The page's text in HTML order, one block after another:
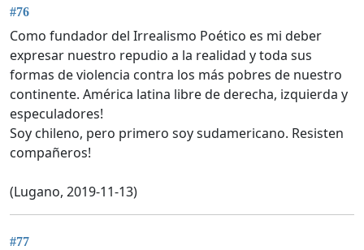
#76
Como fundador del Irrealismo Poético es mi deber
expresar nuestro repudio a la realidad y toda sus
formas de violencia contra los más pobres de nuestro
continente. América latina libre de derecha, izquierda y
especuladores!
Soy chileno, pero primero soy sudamericano. Resisten
compañeros!
(Lugano, 2019-11-13)
#77